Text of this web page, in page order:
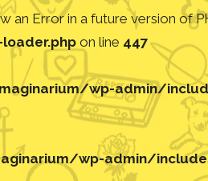
an Error in a future version of
on line 447
wp-admin/
wp-admin/